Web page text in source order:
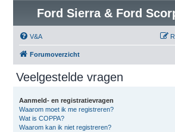
Ford Sierra & Ford
V&A
Forumoverzicht
Veelgestelde vragen
Aanmeld- en registratievragen
Waarom moet ik me registreren?
Wat is COPPA?
Waarom kan ik niet registreren?